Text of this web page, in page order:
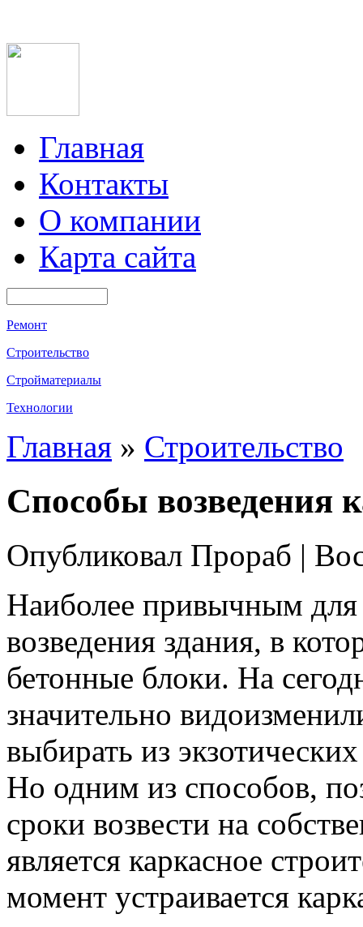
Главная
Контакты
О компании
Карта сайта
Ремонт
Строительство
Стройматериалы
Технологии
Главная » Строительство
Способы возведения
Опубликовал Прораб |
Наиболее привычным для
возведения здания, в
бетонные блоки. На
значительно
выбирать из
Но одним из способов,
сроки возвести на
является каркасное
момент устраивается